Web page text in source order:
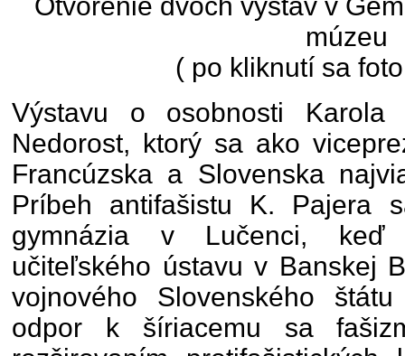
múzeu
( po kliknutí sa
Výstavu o osobnosti Karola
Nedorost, ktorý sa ako
Francúzska a Slovenska
Príbeh antifašistu K. Pajera
gymnázia v Lučenci,
učiteľského ústavu v Banskej
vojnového Slovenského
odpor k šíriacemu sa